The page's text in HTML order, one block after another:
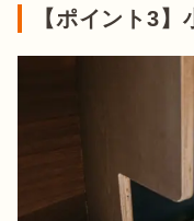
【ポイント3】